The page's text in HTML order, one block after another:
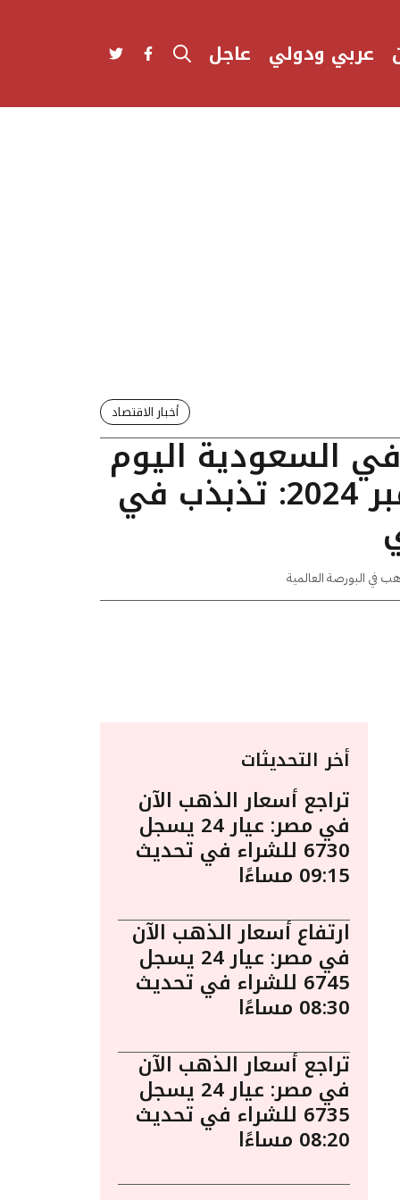
عربي ودولي عاجل
أخبار الاقتصاد
السعودية اليوم
الاثنين 4 نوفمبر 2024: تذبذب في
في البورصة العالمية
أخر التحديثات
تراجع أسعار الذهب الآن
في مصر: عيار 24 يسجل
6730 للشراء في تحديث
09:15 مساءًا
ارتفاع أسعار الذهب الآن
في مصر: عيار 24 يسجل
6745 للشراء في تحديث
08:30 مساءًا
تراجع أسعار الذهب الآن
في مصر: عيار 24 يسجل
6735 للشراء في تحديث
08:20 مساءًا